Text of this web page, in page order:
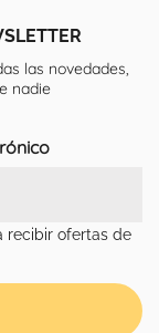
las novedades,
nadie
recibir ofertas de